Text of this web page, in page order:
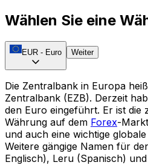
Wählen Sie eine
EUR - Euro Weiter
Die Zentralbank in Europa
Zentralbank (EZB). Derzeit
den Euro eingeführt. Er ist die
Währung auf dem Forex-
und auch eine wichtige
Weitere gängige Namen für
Englisch), Leru (Spanisch)